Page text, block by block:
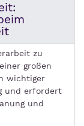
zu
großen
wichtiger
und erfordert
und